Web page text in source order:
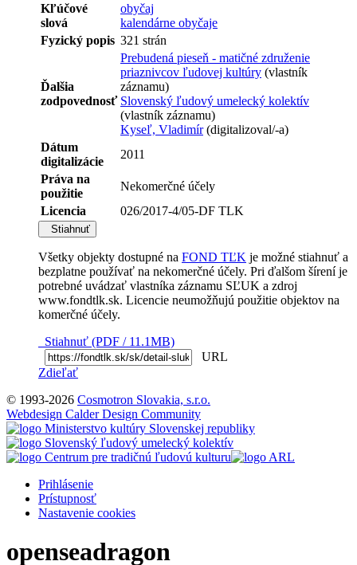
Kľúčové
slová
obyčaj
kalendárne obyčaje
Fyzický popis 321 strán
Ďalšia
zodpovednosť
Prebudená pieseň - matičné združenie
priaznivcov ľudovej kultúry (vlastník
záznamu)
Slovenský ľudový umelecký kolektív
(vlastník záznamu)
Kyseľ, Vladimír(digitalizoval/-a)
Dátum
digitalizácie
2011
Práva na
použitie
Nekomerčné účely
Licencia
026/2017-4/05-DF TLK
Stiahnuť
Všetky objekty dostupné na FOND TĽK je možné stiahnuť a
bezplatne používať na nekomerčné účely. Pri ďalšom šírení je
potrebné uvádzať vlastníka záznamu SĽUK a zdroj
www.fondtlk.sk. Licencie neumožňujú použitie objektov na
komerčné účely.
Stiahnuť (PDF / 11.1MB)
URL
Zdieľať
© 1993-2026 Cosmotron Slovakia, s.r.o.
Webdesign Calder Design Community
Prihlásenie
Prístupnosť
Nastavenie cookies
openseadragon